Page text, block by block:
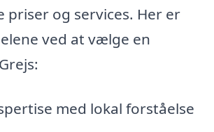
priser og services. Her er
ved at vælge en
med lokal forståelse